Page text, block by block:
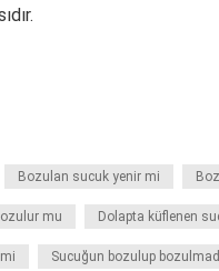
Bozulan sucuk yenir mi
mu Dolapta küflenen
Sucuğun bozulup